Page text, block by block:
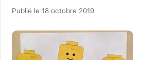
Publié le 18 octobre 2019